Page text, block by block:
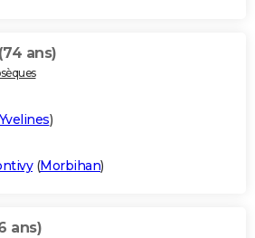
(74 ans)
)
(Morbihan)
ans)